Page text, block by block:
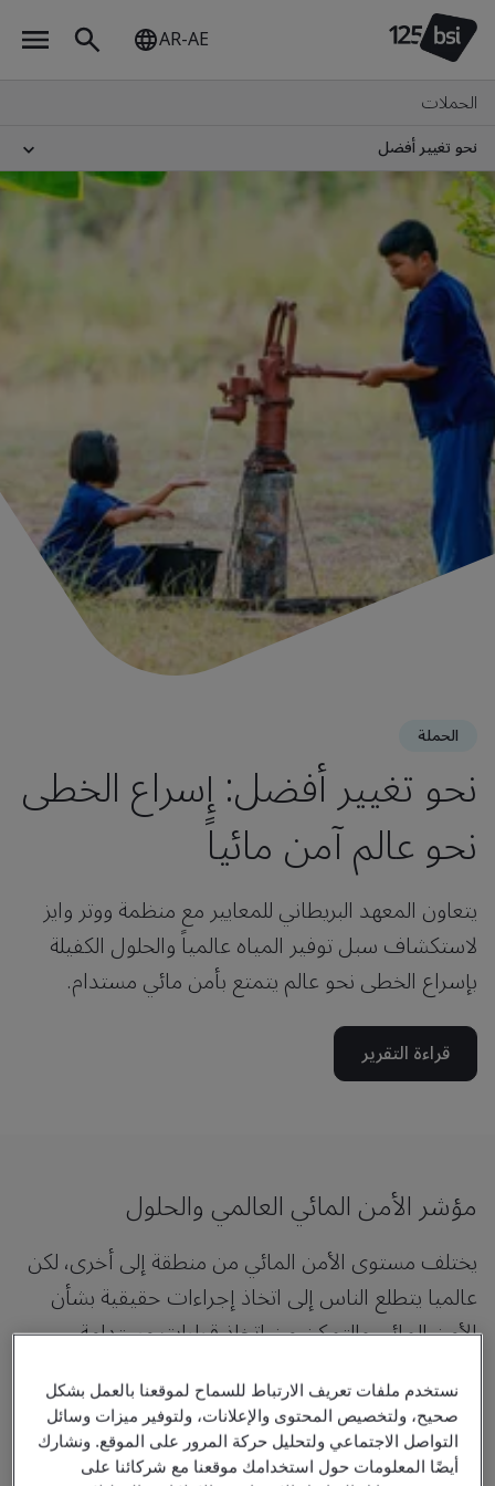
AR-AE
الحملات
نحو تغيير أفضل
الحملة
نحو تغيير أفضل: إسراع الخطى
نحو عالم آمن مائياً
يتعاون المعهد البريطاني للمعايير مع منظمة ووتر وايز
لاستكشاف سبل توفير المياه عالمياً والحلول الكفيلة
بإسراع الخطى نحو عالم يتمتع بأمن مائي مستدام.
قراءة التقرير
مؤشر الأمن المائي العالمي والحلول
يختلف مستوى الأمن المائي من منطقة إلى أخرى، لكن
عالميا يتطلع الناس إلى اتخاذ إجراءات حقيقية بشأن
الأمن المائي والتمكن من اتخاذ قرارات مستدامة.
9
نستخدم ملفات تعريف الارتباط للسماح لموقعنا بالعمل بشكل
صحيح، ولتخصيص المحتوى والإعلانات، ولتوفير ميزات وسائل
التواصل الاجتماعي ولتحليل حركة المرور على الموقع. ونشارك
أيضًا المعلومات حول استخدامك موقعنا مع شركائنا على